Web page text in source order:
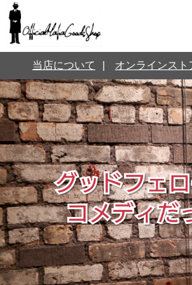
Twitterはこちら @jpmeyerlanskytm
カテゴリ
お知らせ マフ
三分で学ぶマフィア暗黒史 名言
映画・ドラマ紹介 映画
当店について オンラインスト
オンラインスト
お問い合わせ
言葉のお医者さ